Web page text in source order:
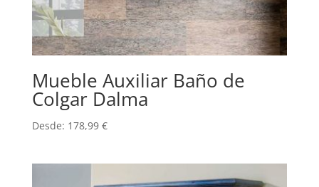
Mueble Auxiliar Baño de
Colgar Dalma
Desde: 178,99 €